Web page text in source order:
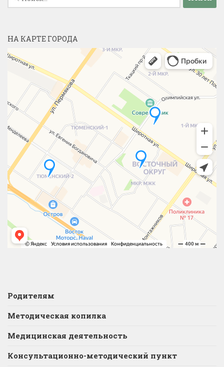
НА КАРТЕ ГОРОДА
Родителям
Методическая копилка
Медицинская деятельность
Консультационно-методический пункт